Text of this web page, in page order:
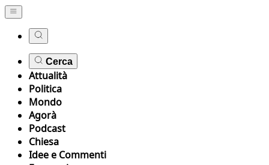
Cerca
Attualità
Politica
Mondo
Agorà
Podcast
Chiesa
Idee e Commenti